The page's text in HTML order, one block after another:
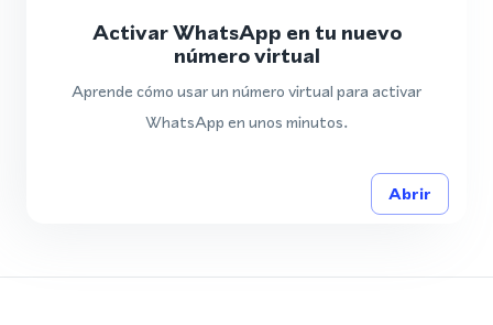
Activar WhatsApp en tu nuevo
número virtual
Aprende cómo usar un número virtual para activar
WhatsApp en unos minutos.
Abrir